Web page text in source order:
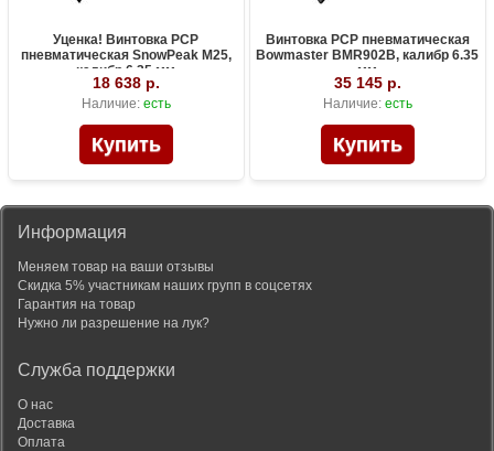
Уценка! Винтовка PCP
пневматическая SnowPeak M25,
калибр 6.35 мм
18 638 р.
Наличие: есть
Винтовка PCP пневматическая
Bowmaster BMR902B, калибр 6.35
мм
35 145 р.
Наличие: есть
Информация
Меняем товар на ваши отзывы
Скидка 5% участникам наших групп в соцсетях
Гарантия на товар
Нужно ли разрешение на лук?
Служба поддержки
О нас
Доставка
Оплата